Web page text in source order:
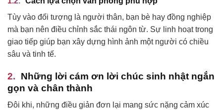
Tùy vào đối tượng là người thân, bạn bè hay đồng nghiệp
mà bạn nên điều chỉnh sắc thái ngôn từ. Sự linh hoạt trong
giao tiếp giúp bạn xây dựng hình ảnh một người có chiều
sâu và tinh tế.
Những lời cám ơn lời chúc sinh nhật ngắn
gọn và chân thành
Đôi khi, những điều giản đơn lại mang sức nặng cảm xúc